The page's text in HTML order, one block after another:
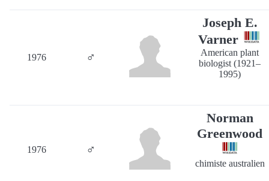
1976 ♂
Joseph E.
Varner
American plant
biologist (1921–
1995)
1976 ♂
Norman
Greenwood
chimiste australien